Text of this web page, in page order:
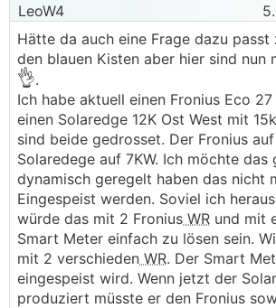
Ich weiß nicht ganz warum, aber
Einstellung unter "RS485" ist,
die Modbus-TCP Ausgabe und
eine Erkennung via GX-Gerät.
Nachdem diese Einstellung einmal
wurde, kann RS485-1 auch wieder
werden.
z.B. mit einen SE-Smartmeter oder
APS-Mode:
Was das ist, und warum man den
wir in den Posts weiter oben gut
u.U. kann man den auch weglassen,
keinen super stabilen OFF-Grid
LeoW4
Hätte da auch eine Frage dazu
den blauen Kisten aber hier sind nun
👌.
Ich habe aktuell einen Fronius Eco 27
einen Solaredge 12K Ost West mit
sind beide gedrosset. Der Fronius
Solaredege auf 7KW. Ich möchte das
dynamisch geregelt haben das nicht
Eingespeist werden. Soviel ich
würde das mit 2 Fronius WR und mit
Smart Meter einfach zu lösen sein.
mit 2 verschieden WR. Der Smart
eingespeist wird. Wenn jetzt der
produziert müsste er den Fronius